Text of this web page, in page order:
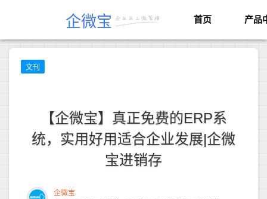
企微宝 首页 产品
文刊
【企微宝】真正免费的ERP系
统，实用好用适合企业发展|企微
宝进销存
企微宝